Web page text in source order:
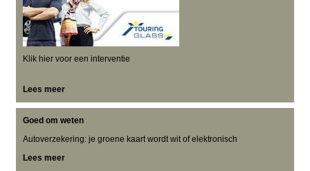
Klik hier voor een interventie
Lees meer
Goed om weten
Autoverzekering: je groene kaart wordt wit of elektronisch
Lees meer